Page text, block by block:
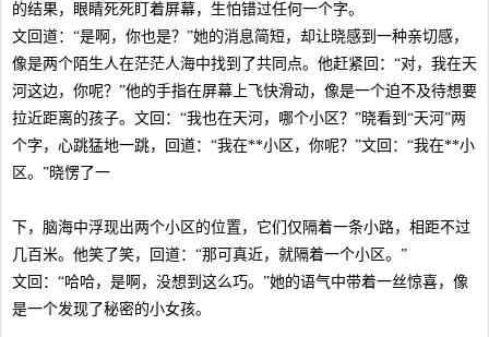
的结果，眼睛死死盯着屏幕，生怕错过任何一个字。
文回道：“是啊，你也是？”她的消息简短，却让晓感到一种亲切感，
像是两个陌生人在茫茫人海中找到了共同点。他赶紧回：“对，我在天
河这边，你呢？”他的手指在屏幕上飞快滑动，像是一个迫不及待想要
拉近距离的孩子。文回：“我也在天河，哪个小区？”晓看到“天河”两
个字，心跳猛地一跳，回道：“我在**小区，你呢？”文回：“我在**小
区。”晓愣了一
下，脑海中浮现出两个小区的位置，它们仅隔着一条小路，相距不过
几百米。他笑了笑，回道：“那可真近，就隔着一个小区。”
文回：“哈哈，是啊，没想到这么巧。”她的语气中带着一丝惊喜，像
是一个发现了秘密的小女孩。